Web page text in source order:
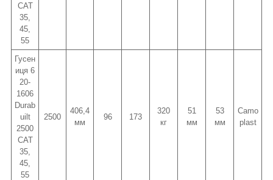
CAT
35,
45,
55
Гусен
иця 6
20-
1606
Durab
uilt
2500
CAT
35,
45,
55
2500
406,4
мм
96 173
320
кг
51
мм
53
мм
Camo
plast